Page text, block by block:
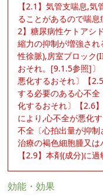
【2.1】気管支喘息,
ることがあるので喘
2】糖尿病性ケトアシ
縮力の抑制が増強さ
性徐脈),房室ブロック
おそれ。[9.1.5参照]
悪化するおそれ〕【
する必要のある心不
化するおそれ〕【2.6
により,心不全が悪化
不全〔心拍出量が抑
治療の褐色細胞腫又は
【2.9】本剤(成分)に
効能・効果